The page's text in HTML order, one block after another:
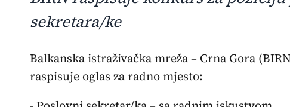
sekretara/ke
Balkanska istraživačka mreža – Crna Gora (BIRN Crna Gora),
raspisuje oglas za radno mjesto: